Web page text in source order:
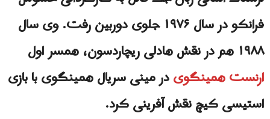
فرانکو در سال ۱۹۷۶ جلوی دوربین رفت. وی سال
۱۹۸۸ هم در نقش هادلی ریچاردسون، همسر اول
ارنست همینگویدر مینی سریال همینگوی با بازی
استیسی کیچ نقش آفرینی کرد.